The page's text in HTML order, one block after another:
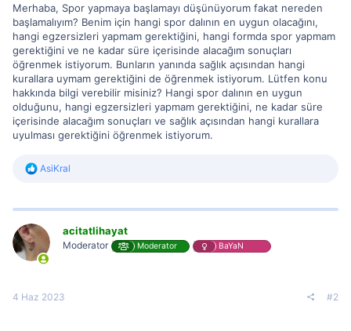
Merhaba, Spor yapmaya başlamayı düşünüyorum fakat nereden
başlamalıyım? Benim için hangi spor dalının en uygun olacağını,
hangi egzersizleri yapmam gerektiğini, hangi formda spor yapmam
gerektiğini ve ne kadar süre içerisinde alacağım sonuçları
öğrenmek istiyorum. Bunların yanında sağlık açısından hangi
kurallara uymam gerektiğini de öğrenmek istiyorum. Lütfen konu
hakkında bilgi verebilir misiniz? Hangi spor dalının en uygun
olduğunu, hangi egzersizleri yapmam gerektiğini, ne kadar süre
içerisinde alacağım sonuçları ve sağlık açısından hangi kurallara
uyulması gerektiğini öğrenmek istiyorum.
R
i
n
s
AsiKral
acitatlihayat
Moderator Moderator BaYaN
4 Haz 2023 #2